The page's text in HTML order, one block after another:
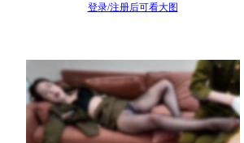
登录/注册后可看大图